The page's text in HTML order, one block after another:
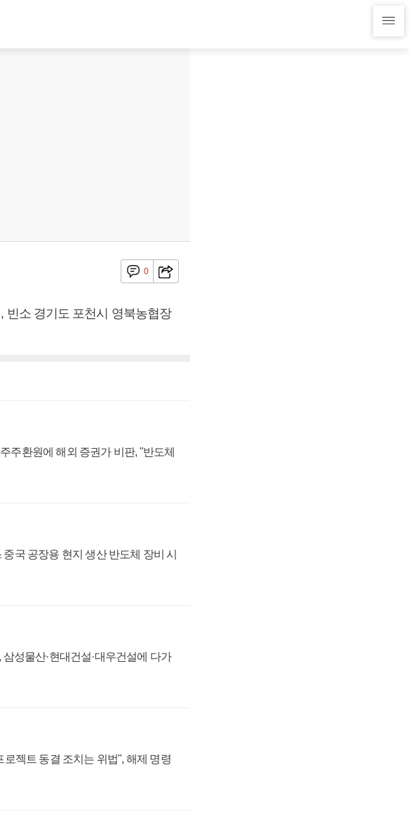
0
소 경기도 포천시 영북농협장
주환원에 해외 증권가 비판, "반도체
국 공장용 현지 생산 반도체 장비 시
성물산·현대건설·대우건설에 다가
젝트 동결 조치는 위법", 해제 명령